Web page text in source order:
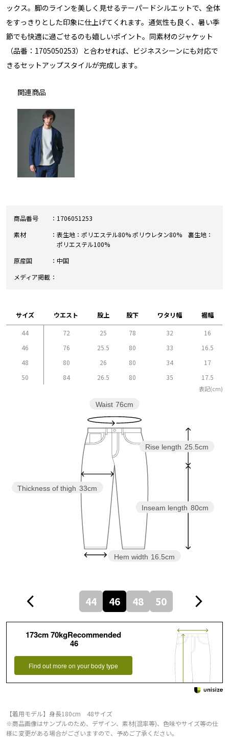
ックス。脚のラインを美しく見せるテーパードシルエットで、全体
をすっきりとした印象に仕上げてくれます。通気性も良く、暑い季
節でも快適に過ごせるのも嬉しいポイント。同素材のジャケット
（品番：1705050253）と合わせれば、ビジネスシーンにも対応で
きるセットアップスタイルが完成します。
関連商品
商品番号
1706051253
素材
表生地：ポリエステル80% ポリウレタン80% 裏生地：
ポリエステル100%
原産国
中国
メディア掲載
サイズ ウエスト 股上 股下 ワタリ幅 裾幅
44 72 25 78 32
16
46
76 25.5 80 33
16.5
48
80 26 80 34
17
50
84 26.5 80 35 17.5
表記(cm)
Inseam length 80cm
Rise length 25.5cm
Hem width 16.5cm
Thickness of thigh 33cm
Waist 76cm
44 46 48 50
173cm 70kgRecommended
46
Find out more on your body type
【着用モデル】身長180cm 48サイズ
※商品画像はサンプルのため、デザイン、素材(混率等)、色味やサイズ等の仕
様に変更がある場合がございますので、予めご了承ください。